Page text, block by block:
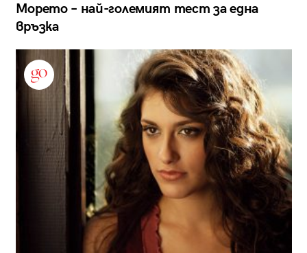
Морето – най-големият тест за една
връзка